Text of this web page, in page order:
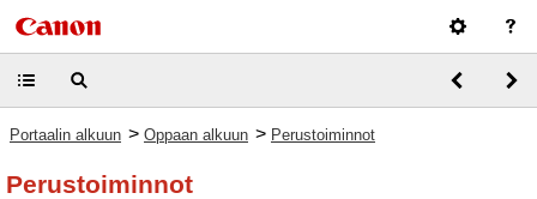
Portaalin alkuun > Oppaan alkuun > Perustoiminnot
Perustoiminnot